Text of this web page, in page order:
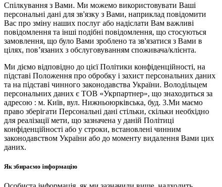
Спілкування з Вами. Ми можемо використовувати Ваші
персональні дані для зв'язку з Вами, наприклад повідомити
Вас про зміну наших послуг або надіслати Вам важливі
повідомлення та інші подібні повідомлення, що стосуються
замовлення, що було Вами зроблено та зв'язатися з Вами в
цілях, пов’язаних з обслуговуванням споживача/клієнта.
Ми діємо відповідно до цієї Політики конфіденційності, на
підставі Положення про обробку і захист персональних даних
та на підставі чинного законодавства України. Володільцем
персональних даних є ТОВ «Укрпартнер», що знаходиться за
адресою : м. Київ, вул. Нижньоюркiвська, буд. 3.Ми маємо
право зберігати Персональні дані стільки, скільки необхідно
для реалізації мети, що зазначена у даній Політиці
конфіденційності або у строки, встановлені чинним
законодавством України або до моменту видалення Вами цих
даних.
Як збираємо інформацію